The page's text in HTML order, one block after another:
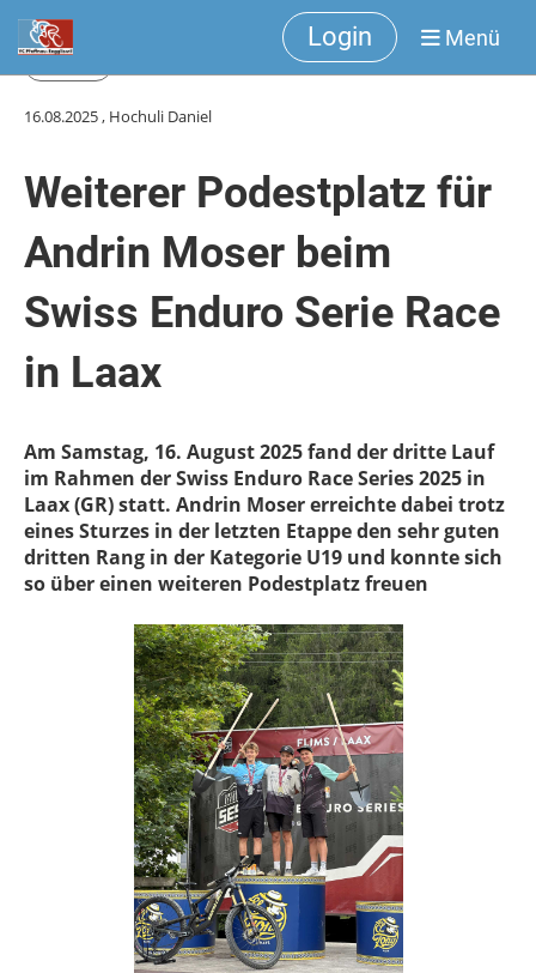
Login Menü
16.08.2025, Hochuli Daniel
Weiterer Podestplatz für
Andrin Moser beim
Swiss Enduro Serie Race
in Laax
Am Samstag, 16. August 2025 fand der dritte Lauf
im Rahmen der Swiss Enduro Race Series 2025 in
Laax (GR) statt. Andrin Moser erreichte dabei trotz
eines Sturzes in der letzten Etappe den sehr guten
dritten Rang in der Kategorie U19 und konnte sich
so über einen weiteren Podestplatz freuen